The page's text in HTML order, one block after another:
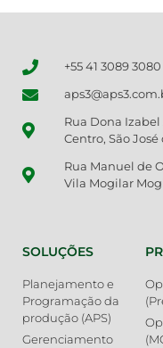
+55 41 3089 3080
Rua Dona Izabel
Centro, São
Rua Manuel de
Vila Mogilar
SOLUÇÕES
Planejamento e
Programação da
produção (APS)
Gerenciamento